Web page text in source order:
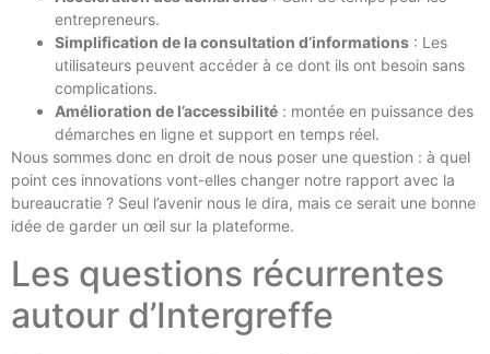
entrepreneurs.
Simplification de la consultation d’informations : Les
utilisateurs peuvent accéder à ce dont ils ont besoin sans
complications.
Amélioration de l’accessibilité : montée en puissance des
démarches en ligne et support en temps réel.
Nous sommes donc en droit de nous poser une question : à quel
point ces innovations vont-elles changer notre rapport avec la
bureaucratie ? Seul l’avenir nous le dira, mais ce serait une bonne
idée de garder un œil sur la plateforme.
Les questions récurrentes
autour d’Intergreffe